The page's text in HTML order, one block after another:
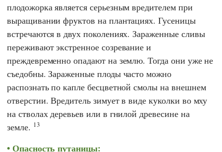
плодожорка является серьезным вредителем при
выращивании фруктов на плантациях. Гусеницы
встречаются в двух поколениях. Зараженные сливы
переживают экстренное созревание и
преждевременно опадают на землю. Тогда они уже не
съедобны. Зараженные плоды часто можно
распознать по капле бесцветной смолы на внешнем
отверстии. Вредитель зимует в виде куколки во мху
на стволах деревьев или в гнилой древесине на
земле. 13
Опасность путаницы: